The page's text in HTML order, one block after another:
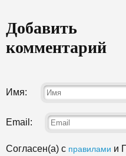
Добавить
комментарий
Имя:
Email:
Согласен(а) с правилами и